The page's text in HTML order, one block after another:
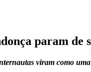
param de
viram como